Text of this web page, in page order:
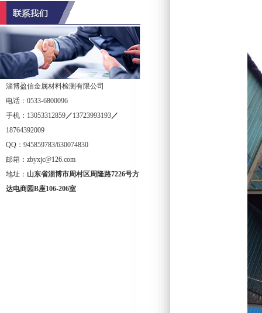
1
淄博盈信金属材料检测有限公司
电话：0533-6800096
手机：13053312859／13723993193／
18764392009
QQ：945859783/630074830
邮箱：zbyxjc@126.com
地址： 山东省淄博市周村区周隆路7226号方
达电商园B座106-206室